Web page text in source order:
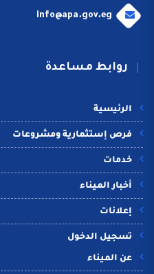
info@apa.gov.eg
روابط مساعدة
الرئيسية
فرص إستثمارية ومشروعات
خدمات
أخبار الميناء
إعلانات
تسجيل الدخول
عن الميناء